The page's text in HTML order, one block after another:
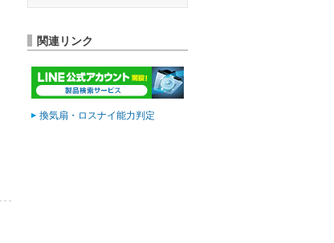
関連リンク
換気扇・ロスナイ能力判定